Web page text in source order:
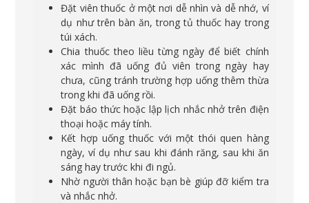
Đặt viên thuốc ở một nơi dễ nhìn và dễ nhớ, ví
dụ như trên bàn ăn, trong tủ thuốc hay trong
túi xách.
Chia thuốc theo liều từng ngày để biết chính
xác mình đã uống đủ viên trong ngày hay
chưa, cũng tránh trường hợp uống thêm thừa
trong khi đã uống rồi.
Đặt báo thức hoặc lập lịch nhắc nhở trên điện
thoại hoặc máy tính.
Kết hợp uống thuốc với một thói quen hàng
ngày, ví dụ như sau khi đánh răng, sau khi ăn
sáng hay trước khi đi ngủ.
Nhờ người thân hoặc bạn bè giúp đỡ kiểm tra
và nhắc nhở.